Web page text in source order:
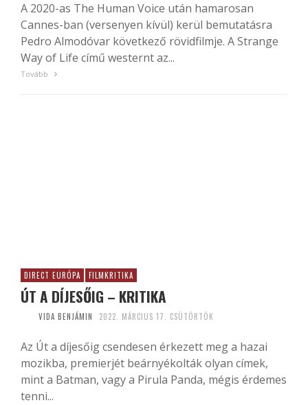
A 2020-as The Human Voice után hamarosan
Cannes-ban (versenyen kívül) kerül bemutatásra
Pedro Almodóvar következő rövidfilmje. A Strange
Way of Life című westernt az...
Tovább
DIRECT EURÓPA FILMKRITIKA
ÚT A DÍJESŐIG – KRITIKA
VIDA BENJÁMIN 2022. MÁRCIUS 17. CSÜTÖRTÖK
Az Út a díjesőig csendesen érkezett meg a hazai
mozikba, premierjét beárnyékolták olyan címek,
mint a Batman, vagy a Pirula Panda, mégis érdemes
tenni...